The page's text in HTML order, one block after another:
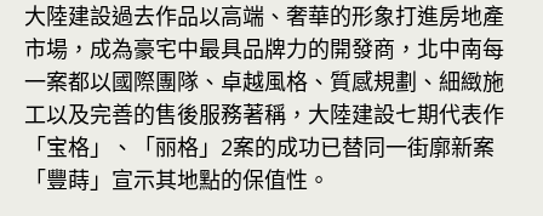
大陸建設過去作品以高端、奢華的形象打進房地產
市場，成為豪宅中最具品牌力的開發商，北中南每
一案都以國際團隊、卓越風格、質感規劃、細緻施
工以及完善的售後服務著稱，大陸建設七期代表作
「宝格」、「丽格」2案的成功已替同一街廓新案
「豐蒔」宣示其地點的保值性。